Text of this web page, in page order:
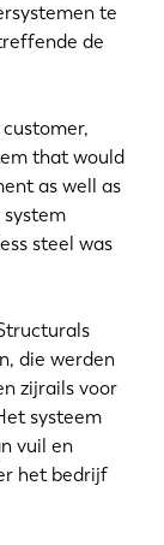
te
de
that would
as well as
steel was
die werden
zijrails voor
systeem
vuil en
het bedrijf